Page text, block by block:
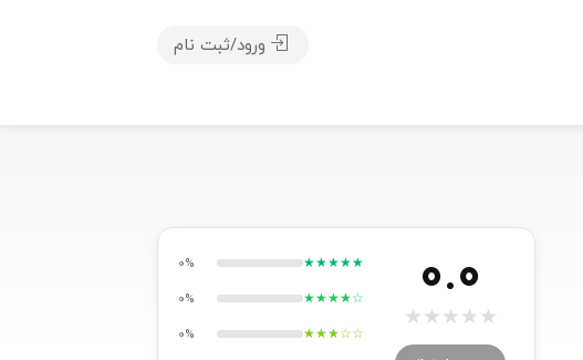
ورود/ثبت نام
0.0
★
★
★
★
★
★★★★★
0%
★★★★☆
0%
★★★☆☆
0%